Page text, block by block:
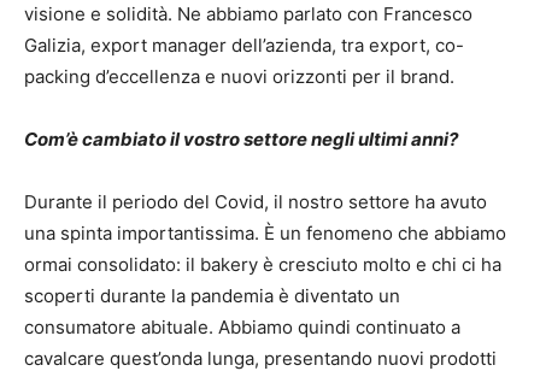
visione e solidità. Ne abbiamo parlato con Francesco
Galizia, export manager dell’azienda, tra export, co-
packing d’eccellenza e nuovi orizzonti per il brand.
Com’è cambiato il vostro settore negli ultimi anni?
Durante il periodo del Covid, il nostro settore ha avuto
una spinta importantissima. È un fenomeno che abbiamo
ormai consolidato: il bakery è cresciuto molto e chi ci ha
scoperti durante la pandemia è diventato un
consumatore abituale. Abbiamo quindi continuato a
cavalcare quest’onda lunga, presentando nuovi prodotti